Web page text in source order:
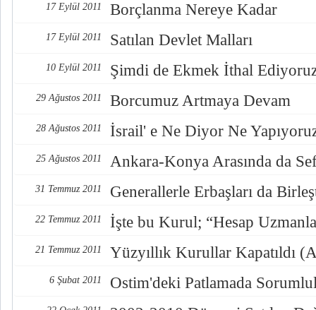
17 Eylül 2011 Borçlanma Nereye Kadar
17 Eylül 2011 Satılan Devlet Malları
10 Eylül 2011 Şimdi de Ekmek İthal
29 Ağustos 2011 Borcumuz Artmaya Devam
28 Ağustos 2011 İsrail' e Ne Diyor Ne
25 Ağustos 2011 Ankara-Konya Arasında da
31 Temmuz 2011 Generallerle Erbaşları da
22 Temmuz 2011 İşte bu Kurul; “Hesap
21 Temmuz 2011 Yüzyıllık Kurullar Kapatıldı
6 Şubat 2011 Ostim'deki Patlamada